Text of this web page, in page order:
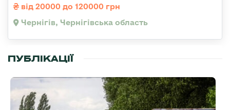
від 20000 до 120000 грн
Чернігів, Чернігівська область
ПУБЛІКАЦІЇ